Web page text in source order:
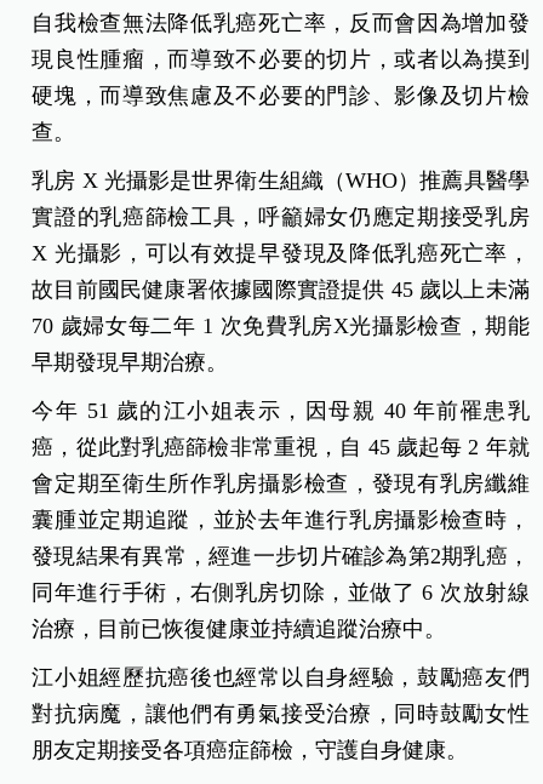
自我檢查無法降低乳癌死亡率，反而會因為增加發
現良性腫瘤，而導致不必要的切片，或者以為摸到
硬塊，而導致焦慮及不必要的門診、影像及切片檢
查。
乳房 X 光攝影是世界衛生組織（WHO）推薦具醫學
實證的乳癌篩檢工具，呼籲婦女仍應定期接受乳房
X 光攝影，可以有效提早發現及降低乳癌死亡率，
故目前國民健康署依據國際實證提供 45 歲以上未滿
70 歲婦女每二年 1 次免費乳房X光攝影檢查，期能
早期發現早期治療。
今年 51 歲的江小姐表示，因母親 40 年前罹患乳
癌，從此對乳癌篩檢非常重視，自 45 歲起每 2 年就
會定期至衛生所作乳房攝影檢查，發現有乳房纖維
囊腫並定期追蹤，並於去年進行乳房攝影檢查時，
發現結果有異常，經進一步切片確診為第2期乳癌，
同年進行手術，右側乳房切除，並做了 6 次放射線
治療，目前已恢復健康並持續追蹤治療中。
江小姐經歷抗癌後也經常以自身經驗，鼓勵癌友們
對抗病魔，讓他們有勇氣接受治療，同時鼓勵女性
朋友定期接受各項癌症篩檢，守護自身健康。